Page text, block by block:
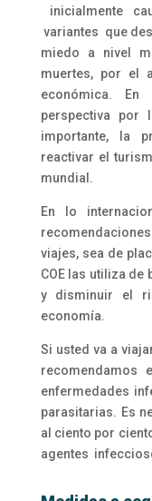
inicialmente
variantes que
miedo a nivel
muertes, por el
económica.
perspectiva por
importante, la
reactivar el
mundial.
En lo
viajes, sea de
COE las utiliza
y disminuir el
economía.
Si usted va a
recomendamos
enfermedades
parasitarias. Es
al ciento por
agentes